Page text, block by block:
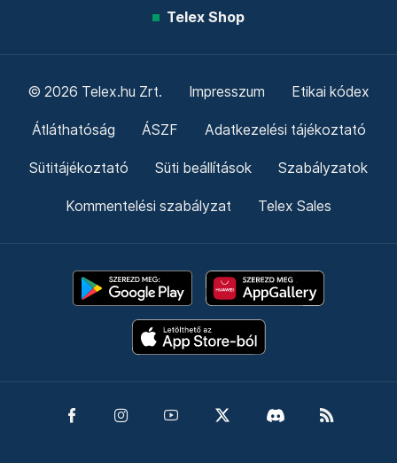
Telex Shop
© 2026 Telex.hu Zrt. Impresszum Etikai kódex
Átláthatóság ÁSZF Adatkezelési tájékoztató
Sütitájékoztató Süti beállítások Szabályzatok
Kommentelési szabályzat Telex Sales